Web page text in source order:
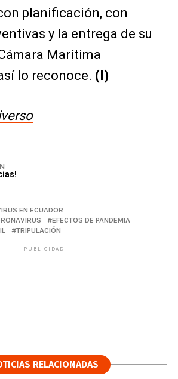
planificación, con
y la entrega de su
Marítima
lo reconoce. (I)
EN ECUADOR
EFECTOS DE PANDEMIA
TRIPULACIÓN
PUBLICIDAD
RELACIONADAS